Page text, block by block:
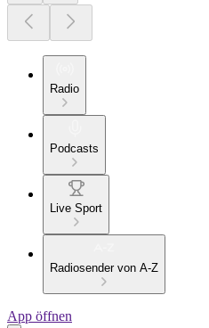
Radio
Podcasts
Live Sport
Radiosender von A-Z
App öffnen